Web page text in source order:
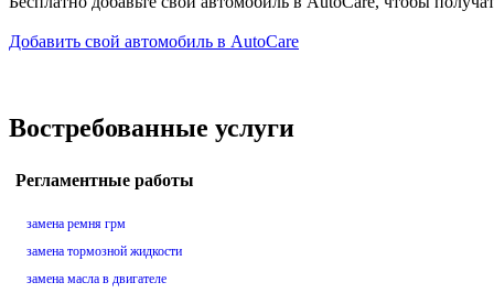
Добавить свой автомобиль в AutoCare
Востребованные услуги
Регламентные работы
замена ремня грм
замена тормозной жидкости
замена масла в двигателе